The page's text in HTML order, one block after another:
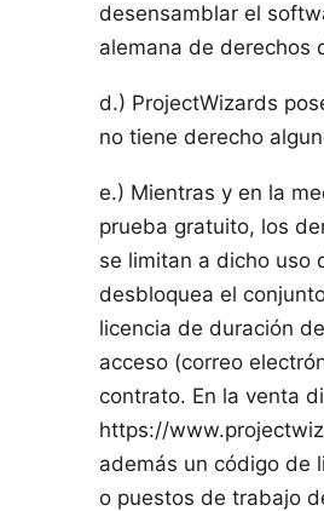
desensamblar el
alemana de derechos
d.) ProjectWizards
no tiene derecho
e.) Mientras y en la
prueba gratuito, los
se limitan a dicho uso
desbloquea el
licencia de duración
acceso (correo
contrato. En la venta
https://
además un código de
o puestos de trabajo